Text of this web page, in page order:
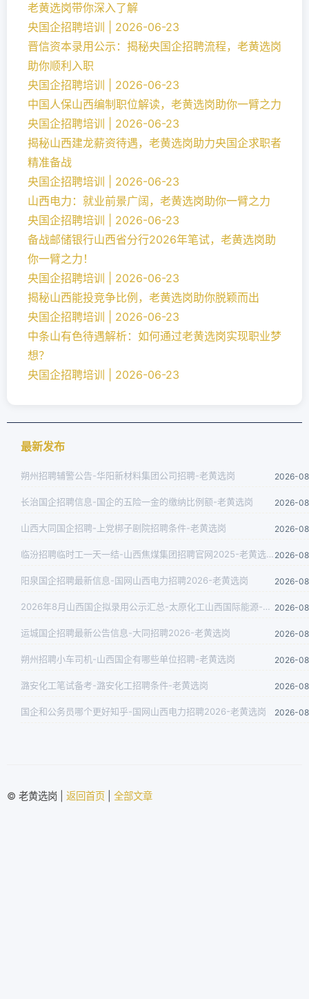
老黄选岗带你深入了解
央国企招聘培训 | 2026-06-23
晋信资本录用公示：揭秘央国企招聘流程，老黄选岗
助你顺利入职
央国企招聘培训 | 2026-06-23
中国人保山西编制职位解读，老黄选岗助你一臂之力
央国企招聘培训 | 2026-06-23
揭秘山西建龙薪资待遇，老黄选岗助力央国企求职者
精准备战
央国企招聘培训 | 2026-06-23
山西电力：就业前景广阔，老黄选岗助你一臂之力
央国企招聘培训 | 2026-06-23
备战邮储银行山西省分行2026年笔试，老黄选岗助
你一臂之力！
央国企招聘培训 | 2026-06-23
揭秘山西能投竞争比例，老黄选岗助你脱颖而出
央国企招聘培训 | 2026-06-23
中条山有色待遇解析：如何通过老黄选岗实现职业梦
想？
央国企招聘培训 | 2026-06-23
最新发布
朔州招聘辅警公告-华阳新材料集团公司招聘-老黄选岗 2026-
长治国企招聘信息-国企的五险一金的缴纳比例额-老黄选岗 2026-
山西大同国企招聘-上党梆子剧院招聘条件-老黄选岗 2026-
临汾招聘临时工一天一结-山西焦煤集团招聘官网2025-老黄选岗 2026-
阳泉国企招聘最新信息-国网山西电力招聘2026-老黄选岗 2026-
2026年8月山西国企拟录用公示汇总-太原化工山西国际能源-老黄选岗 2026-
运城国企招聘最新公告信息-大同招聘2026-老黄选岗 2026-
朔州招聘小车司机-山西国企有哪些单位招聘-老黄选岗 2026-
潞安化工笔试备考-潞安化工招聘条件-老黄选岗 2026-
国企和公务员哪个更好知乎-国网山西电力招聘2026-老黄选岗 2026-
© 老黄选岗 | 返回首页 全部文章